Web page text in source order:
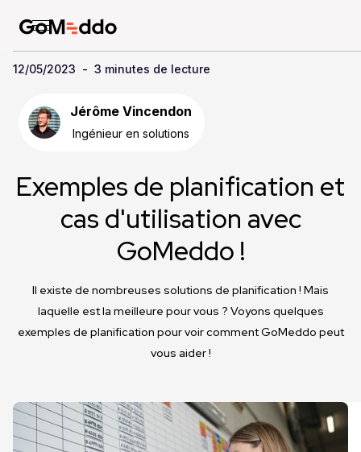
Jérôme Vincendon
Ingénieur en solutions
12/05/2023 - 3 minutes de lecture
Exemples de planification et
cas d'utilisation avec
GoMeddo !
Il existe de nombreuses solutions de planification ! Mais
laquelle est la meilleure pour vous ? Voyons quelques
exemples de planification pour voir comment GoMeddo peut
vous aider !